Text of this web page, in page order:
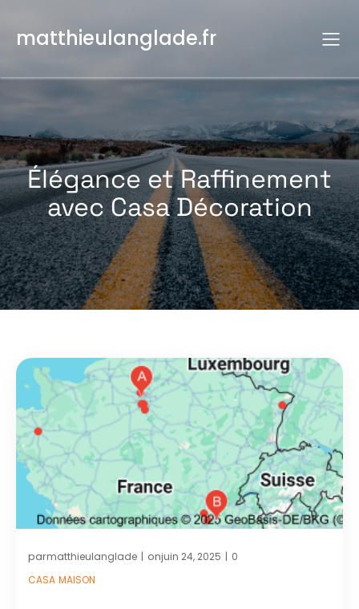
contenu
matthieulanglade.fr
Élégance et Raffinement
avec Casa Décoration
parmatthieulanglade | onjuin 24, 2025 | 0
CASA MAISON